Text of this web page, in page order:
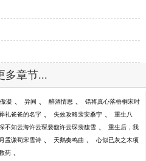
多章节...
凝 、 异间 、 醉酒情思 、 错将真心落梧桐宋时
礼爸爸的名字 、 失效攻略裴安桑宁 、 重生八
不知云海许云琛裴馥许云琛裴馥雪 、 重生后，我
孟谦荀宋雪诗 、 天鹅奏鸣曲 、 心似已灰之木项
药 、